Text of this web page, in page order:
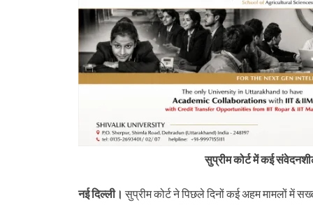
सुप्रीम कोर्ट में कई
नई दिल्ली। सुप्रीम कोर्ट ने पिछले दिनों कई अहम मामलों में